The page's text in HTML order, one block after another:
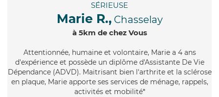
SÉRIEUSE
Marie R., Chasselay
à 5km de chez Vous
Attentionnée, humaine et volontaire, Marie a 4 ans
d'expérience et possède un diplôme d'Assistante De Vie
Dépendance (ADVD). Maitrisant bien l'arthrite et la sclérose
en plaque, Marie apporte ses services de ménage, rappels,
activités et mobilité*